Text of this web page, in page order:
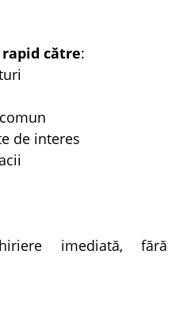
rapid către:
de interes
imediată, fără